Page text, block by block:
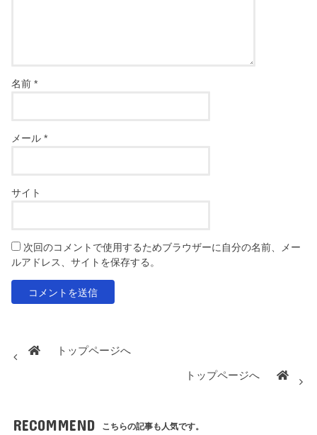
名前*
メール*
サイト
次回のコメントで使用するためブラウザーに自分の名前、メー
ルアドレス、サイトを保存する。
トップページへ
トップページへ
RECOMMEND こちらの記事も人気です。